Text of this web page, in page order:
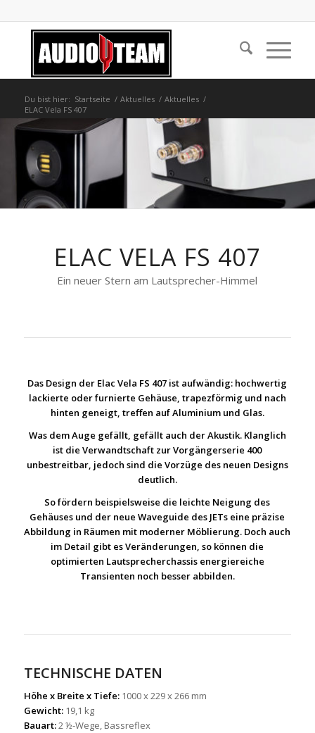
Du bist hier: Startseite / Aktuelles / Aktuelles /
ELAC Vela FS 407
ELAC VELA FS 407
Ein neuer Stern am Lautsprecher-Himmel
Das Design der Elac Vela FS 407 ist aufwändig: hochwertig
lackierte oder furnierte Gehäuse, trapezförmig und nach
hinten geneigt, treffen auf Aluminium und Glas.
Was dem Auge gefällt, gefällt auch der Akustik. Klanglich
ist die Verwandtschaft zur Vorgängerserie 400
unbestreitbar, jedoch sind die Vorzüge des neuen Designs
deutlich.
So fördern beispielsweise die leichte Neigung des
Gehäuses und der neue Waveguide des JETs eine präzise
Abbildung in Räumen mit moderner Möblierung. Doch auch
im Detail gibt es Veränderungen, so können die
optimierten Lautsprecherchassis energiereiche
Transienten noch besser abbilden.
TECHNISCHE DATEN
Höhe x Breite x Tiefe:1000 x 229 x 266 mm
Gewicht:19,1 kg
Bauart:2 ½-Wege, Bassreflex